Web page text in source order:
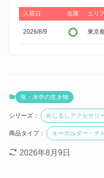
入荷日 在庫 エリ
2026/8/9 東京
魚・水中の生き物
シリーズ： めじるしアクセサリ
商品タイプ： キーホルダー・チ
2026年8月9日